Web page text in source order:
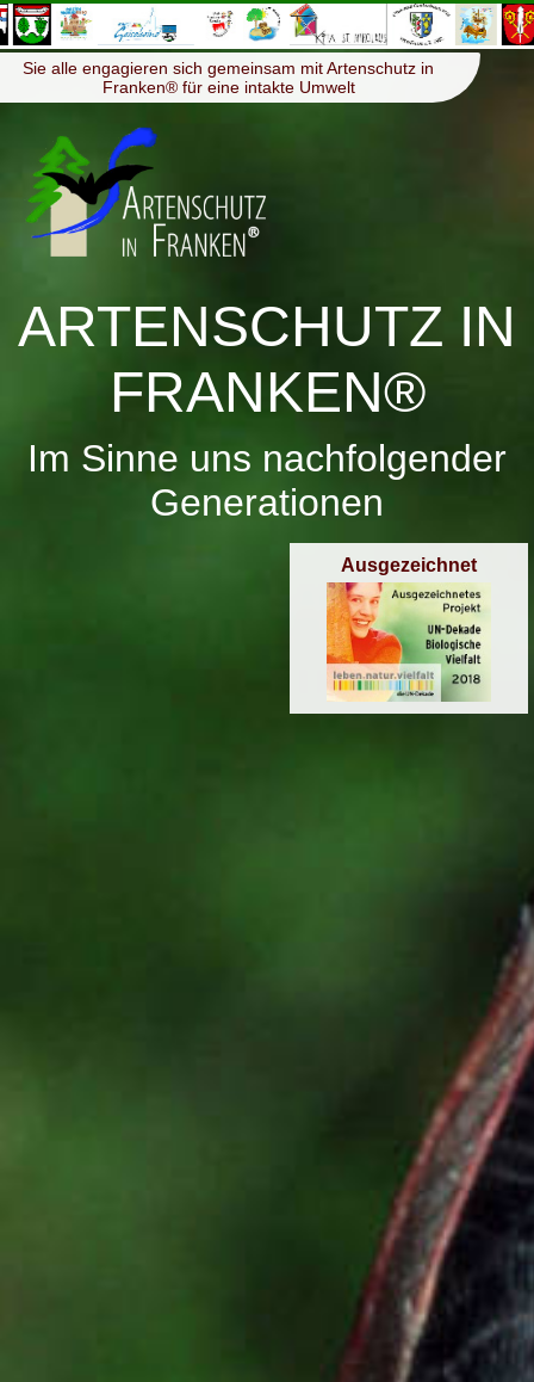
Menü ≡
Sie alle engagieren sich gemeinsam mit Artenschutz in
Franken® für eine intakte Umwelt
ARTENSCHUTZ IN
FRANKEN®
Im Sinne uns nachfolgender
Generationen
Ausgezeichnet